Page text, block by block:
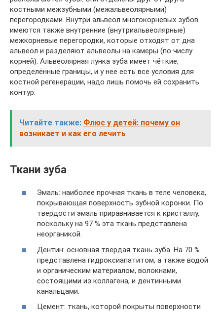
костными межзубными (межальвеолярными)
перегородками. Внутри альвеол многокорневых зубов
имеются также внутренние (внутриальвеолярные)
межкорневые перегородки, которые отходят от дна
альвеол и разделяют альвеолы на камеры (по числу
корней). Альвеолярная лунка зуба имеет чёткие,
определённые границы, и у неё есть все условия для
костной регенерации, надо лишь помочь ей сохранить
контур.
Читайте также: Флюс у детей: почему он
возникает и как его лечить
Ткани зуба
Эмаль: наиболее прочная ткань в теле человека,
покрывающая поверхность зубной коронки. По
твердости эмаль приравнивается к кристаллу,
поскольку на 97 % эта ткань представлена
неорганикой.
Дентин: основная твердая ткань зуба. На 70 %
представлена гидроксиапатитом, а также водой
и органическим материалом, волокнами,
состоящими из коллагена, и дентинными
канальцами.
Цемент: ткань, которой покрыты поверхности